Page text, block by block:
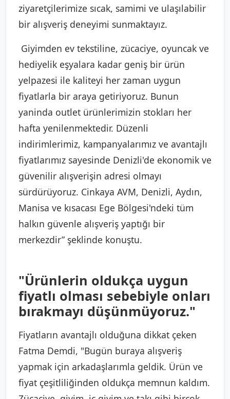
ziyaretçilerimize sıcak, samimi ve ulaşılabilir
bir alışveriş deneyimi sunmaktayız.
Giyimden ev tekstiline, zücaciye, oyuncak ve
hediyelik eşyalara kadar geniş bir ürün
yelpazesi ile kaliteyi her zaman uygun
fiyatlarla bir araya getiriyoruz. Bunun
yaninda outlet ürünlerimizin stokları her
hafta yenilenmektedir. Düzenli
indirimlerimiz, kampanyalarımız ve avantajlı
fiyatlarımız sayesinde Denizli'de ekonomik ve
güvenilir alışverişin adresi olmayı
sürdürüyoruz. Cinkaya AVM, Denizli, Aydın,
Manisa ve kısacası Ege Bölgesi'ndeki tüm
halkın güvenle alışveriş yaptığı bir
merkezdir” şeklinde konuştu.
"Ürünlerin oldukça uygun
fiyatlı olması sebebiyle onları
bırakmayı düşünmüyoruz."
Fiyatların avantajlı olduğuna dikkat çeken
Fatma Demdi, "Bugün buraya alışveriş
yapmak için arkadaşlarımla geldik. Ürün ve
fiyat çeşitliliğinden oldukça memnun kaldım.